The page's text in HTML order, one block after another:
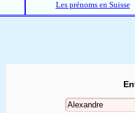
Les prénoms en Suisse